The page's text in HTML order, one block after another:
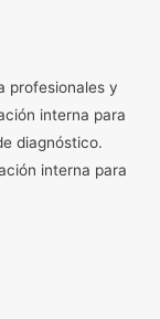
profesionales y
interna para
diagnóstico.
interna para